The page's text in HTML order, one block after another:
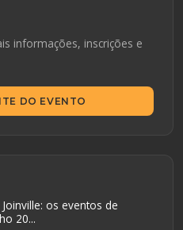
informações, inscrições e
DO EVENTO
os eventos de
20...